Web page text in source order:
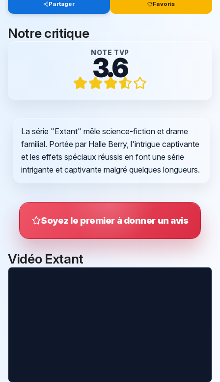
Partager Favoris
Notre critique
NOTE TVP
3.6
La série "Extant" mêle science-fiction et drame
familial. Portée par Halle Berry, l'intrigue captivante
et les effets spéciaux réussis en font une série
intrigante et captivante malgré quelques longueurs.
Soyez le premier à donner un avis
Vidéo Extant